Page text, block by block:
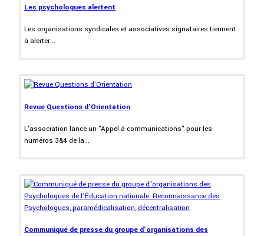
Les psychologues alertent
Les organisations syndicales et associatives signataires tiennent
à alerter...
Revue Questions d'Orientation
L'association lance un "Appel à communications" pour les
numéros 3&4 de la...
Communiqué de presse du groupe d’organisations des